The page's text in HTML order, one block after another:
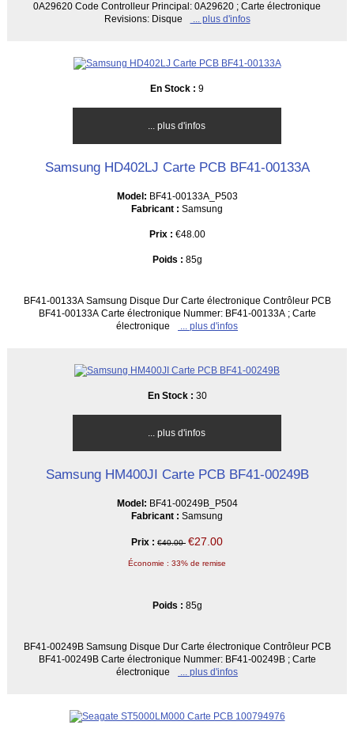
0A29620 Code Controlleur Principal: 0A29620 ; Carte électronique
Revisions: Disque
... plus d'infos
En Stock : 9
... plus d'infos
Samsung HD402LJ Carte PCB BF41-00133A
Model: BF41-00133A_P503
Fabricant : Samsung
Prix : €48.00
Poids : 85g
BF41-00133A Samsung Disque Dur Carte électronique Contrôleur PCB
BF41-00133A Carte électronique Nummer: BF41-00133A ; Carte
électronique
... plus d'infos
En Stock : 30
... plus d'infos
Samsung HM400JI Carte PCB BF41-00249B
Model: BF41-00249B_P504
Fabricant : Samsung
Prix : €40.00 €27.00
Économie : 33% de remise
Poids : 85g
BF41-00249B Samsung Disque Dur Carte électronique Contrôleur PCB
BF41-00249B Carte électronique Nummer: BF41-00249B ; Carte
électronique
... plus d'infos